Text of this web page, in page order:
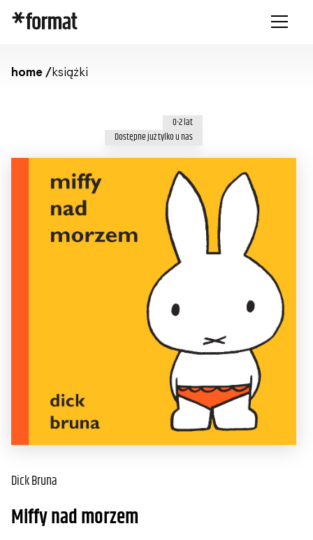
home /książki
0-2 lat
Dostępne już tylko u nas
Dick Bruna
Miffy nad morzem